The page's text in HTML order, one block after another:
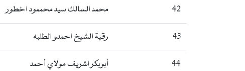
42 محمد السالك سيد محممود اخطور
43 رقية الشيخ احمدو الطلبه
44 أبوبكر اشريف مولاي أحمد